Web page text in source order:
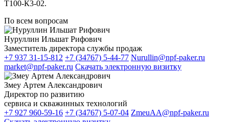
Т100-К3-02.
По всем вопросам
Нуруллин Ильшат Рифович
Заместитель директора службы продаж
+7 937 31-15-812 +7 (34767) 5-44-77 Nurullin@npf-paker.ru
market@npf-paker.ru Скачать электронную визитку
Змеу Артем Александрович
Директор по развитию
сервиса и скважинных технологий
+7 927 960-59-16 +7 (34767) 5-07-04 ZmeuAA@npf-paker.ru